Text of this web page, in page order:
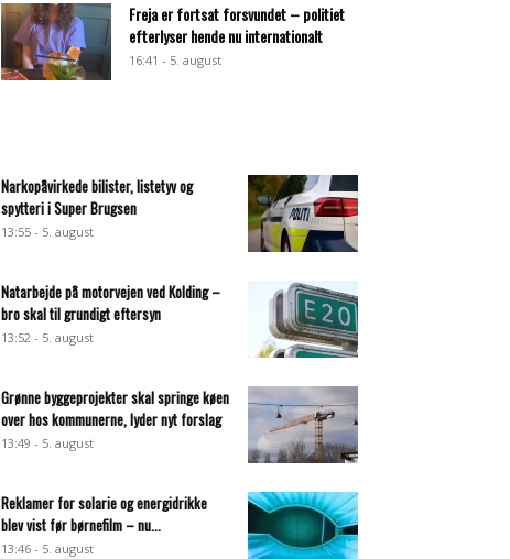
Freja er fortsat forsvundet – politiet
efterlyser hende nu internationalt
16:41 - 5. august
Narkopåvirkede bilister, listetyv og
spytteri i Super Brugsen
13:55 - 5. august
Natarbejde på motorvejen ved Kolding –
bro skal til grundigt eftersyn
13:52 - 5. august
Grønne byggeprojekter skal springe køen
over hos kommunerne, lyder nyt forslag
13:49 - 5. august
Reklamer for solarie og energidrikke
blev vist før børnefilm – nu...
13:46 - 5. august